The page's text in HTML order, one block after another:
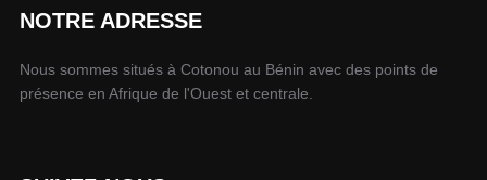
NOTRE ADRESSE
Nous sommes situés à Cotonou au Bénin avec des points de
présence en Afrique de l'Ouest et centrale.